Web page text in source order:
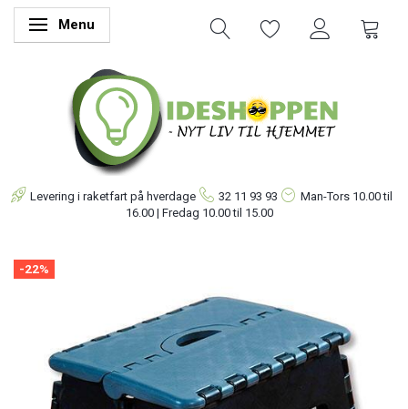
Skifte navigation
Menu
Levering i raketfart på hverdage 32 11 93 93 Man-Tors 10.00 til
16.00 | Fredag 10.00 til 15.00
-22%